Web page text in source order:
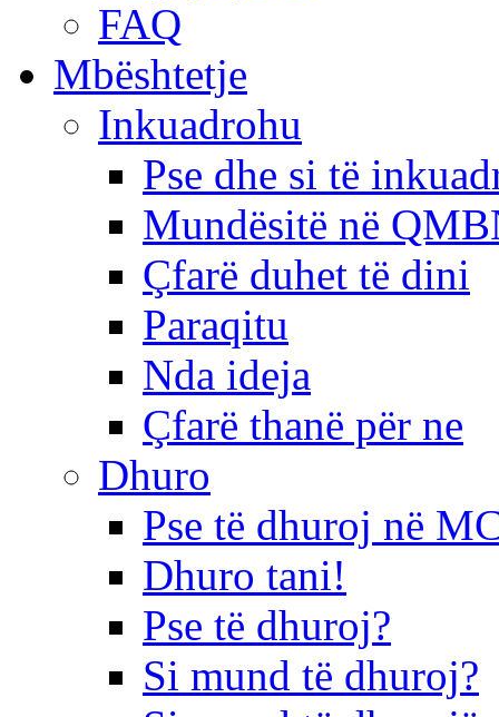
FAQ
Mbështetje
Inkuadrohu
Pse dhe si të
Mundësitë në
Çfarë duhet të dini
Paraqitu
Nda ideja
Çfarë thanë për ne
Dhuro
Pse të dhuroj në
Dhuro tani!
Pse të dhuroj?
Si mund të dhuroj?